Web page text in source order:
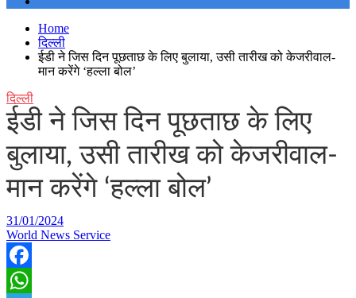
Home
दिल्ली
ईडी ने जिस दिन पूछताछ के लिए बुलाया, उसी तारीख को केजरीवाल-
मान करेंगे ‘हल्ला बोल’
दिल्ली
ईडी ने जिस दिन पूछताछ के लिए
बुलाया, उसी तारीख को केजरीवाल-
मान करेंगे ‘हल्ला बोल’
31/01/2024
World News Service
Facebook